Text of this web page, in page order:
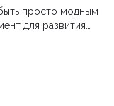
просто модным
для развития
любит массовые
наблюдения.
и минусах, и